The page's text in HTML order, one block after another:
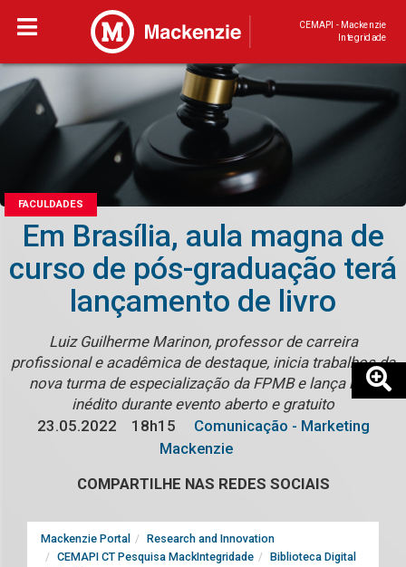
CEMAPI - Mackenzie
Integridade
FACULDADES
Em Brasília, aula magna de
curso de pós-graduação terá
lançamento de livro
Luiz Guilherme Marinon, professor de carreira
profissional e acadêmica de destaque, inicia trabalhos da
nova turma de especialização da FPMB e lança livro
inédito durante evento aberto e gratuito
23.05.2022
18h15
Comunicação - Marketing
Mackenzie
COMPARTILHE NAS REDES SOCIAIS
Mackenzie Portal
Research and Innovation
CEMAPI CT Pesquisa MackIntegridade
Biblioteca Digital